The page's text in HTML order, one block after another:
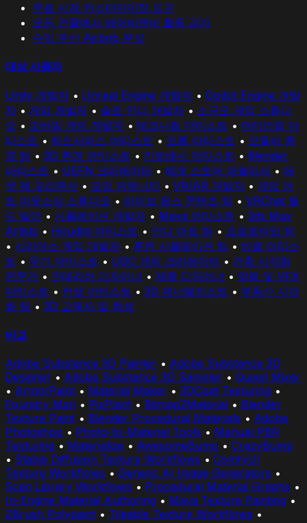
무료 시계 커스터마이징 도구
모든 건물에서 에어비앤비 활동 감지
수익 우선 Airbnb 분석
대상 사용자
Unity 개발자 • Unreal Engine 개발자 • Godot Engine 개발
자 • 게임 개발자 • 솔로 인디 개발자 • 소규모 게임 스튜디
오 • 모바일 게임 개발자 • 테크니컬 아티스트 • 머티리얼 아
티스트 • 하드서피스 아티스트 • 프롭 아티스트 • 모듈러 환
경 팀 • 3D 환경 아티스트 • 키트배시 아티스트 • Blender
아티스트 • UEFN 크리에이터 • 에셋 스토어 퍼블리셔 • 에
셋 팩 프리랜서 • 모딩 커뮤니티 • VR/AR 개발자 • 게임 아
트 아웃소싱 스튜디오 • 라이브 옵스 콘텐츠 팀 • VRChat 월
드 빌더 • 시뮬레이션 개발자 • Maya 아티스트 • 3ds Max
Artists • Houdini 아티스트 • 인디 아트 팀 • 프로토타입 팀
• 시리어스 게임 개발자 • 훈련 시뮬레이션 팀 • 비클 아티스
트 • 무기 아티스트 • UGC 게임 크리에이터 • 건축 시각화
전문가 • 인테리어 디자이너 • 제품 디자이너 • 영화 및 VFX
아티스트 • 컨셉 아티스트 • 3D 제너럴리스트 • 부동산 시각
화 팀 • 3D 교육자 및 학생
비교
Adobe Substance 3D Painter • Adobe Substance 3D
Designer • Adobe Substance 3D Sampler • Quixel Mixer
• ArmorPaint • Material Maker • 3DCoat Texturing •
Foundry Mari • PixPlant • Bitmap2Material • Blender
Texture Paint • Blender Procedural Materials • Adobe
Photoshop • Photo-to-Material Tools • Manual PBR
Texturing • Materialize • AwesomeBump • CrazyBump
• Stable Diffusion Texture Workflows • ComfyUI
Texture Workflows • Generic AI Image Generators •
Scan Library Workflows • Procedural Material Graphs •
In-Engine Material Authoring • Maya Texture Painting •
ZBrush Polypaint • Tileable Texture Workflows •